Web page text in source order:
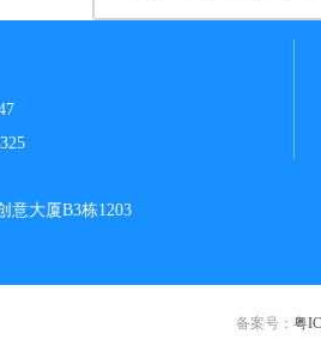
意大厦B3栋1203
备案号： 粤